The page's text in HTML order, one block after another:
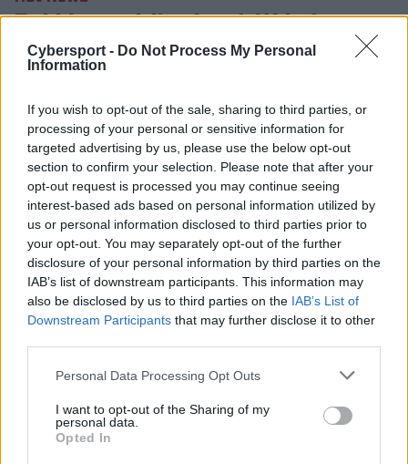
Cybersport - Do Not Process My Personal
Information
If you wish to opt-out of the sale, sharing to third parties, or
processing of your personal or sensitive information for
targeted advertising by us, please use the below opt-out
section to confirm your selection. Please note that after your
opt-out request is processed you may continue seeing
interest-based ads based on personal information utilized by
us or personal information disclosed to third parties prior to
your opt-out. You may separately opt-out of the further
disclosure of your personal information by third parties on the
IAB’s list of downstream participants. This information may
also be disclosed by us to third parties on the IAB’s List of
Downstream Participants that may further disclose it to other
Personal Data Processing Opt Outs
I want to opt-out of the Sharing of my
personal data.
Opted In
Rekkles pobił rekord. W jednym
meczu zabił 858 stworów!
Wczoraj byliśmy świadkami
historycznej rozgrywki League of Legends nie
tylko w LCS EU, ale także na świecie. Druga
mapa meczu Origen z Fnatic przynios...
Wczoraj byliśmy świadkami historycznej rozgrywki
League of Legends nie tylko w LCS EU, ale także na
świecie. Druga mapa meczu Origen z Fnatic przyniosła
nam aż cztery nowe rekordy, z czego jeden jest
najdłużej ze wszystkich w LCS EU - aż
80 minut i 28
sekund. Oprócz tego Shin "Nuclear" Jung-hyun -